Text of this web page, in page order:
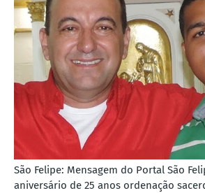
São Felipe: Mensagem do Portal São
aniversário de 25 anos ordenação